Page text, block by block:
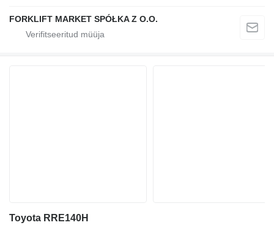
FORKLIFT MARKET SPÓŁKA Z O.O.
Toyota RRE140H